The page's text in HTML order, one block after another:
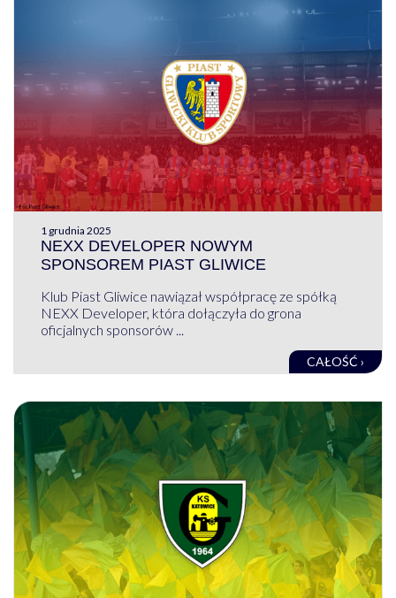
1 grudnia 2025
NEXX DEVELOPER NOWYM
SPONSOREM PIAST GLIWICE
Klub Piast Gliwice nawiązał współpracę ze spółką
NEXX Developer, która dołączyła do grona
oficjalnych sponsorów ...
CAŁOŚĆ ›